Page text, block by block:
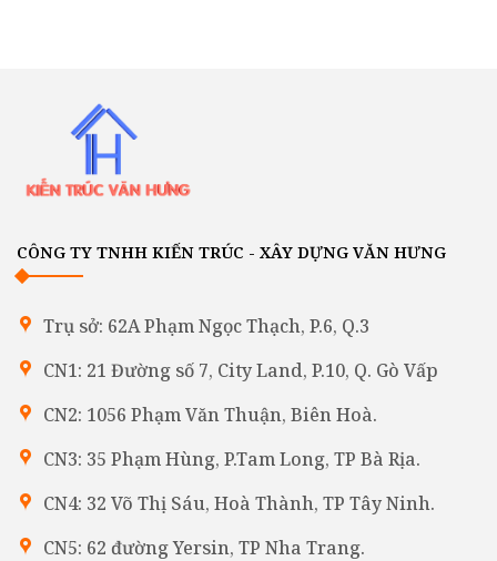
CÔNG TY TNHH KIẾN TRÚC - XÂY DỰNG VĂN HƯNG
Trụ sở: 62A Phạm Ngọc Thạch, P.6, Q.3
CN1: 21 Đường số 7, City Land, P.10, Q. Gò Vấp
CN2: 1056 Phạm Văn Thuận, Biên Hoà.
CN3: 35 Phạm Hùng, P.Tam Long, TP Bà Rịa.
CN4: 32 Võ Thị Sáu, Hoà Thành, TP Tây Ninh.
CN5: 62 đường Yersin, TP Nha Trang.